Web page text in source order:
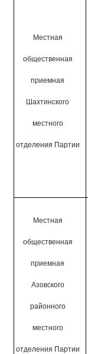
Местная
общественная
приемная
Шахтинского
местного
отделения Партии
Местная
общественная
приемная
Азовского
районного
местного
отделения Партии